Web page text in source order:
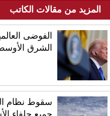
المزيد من مقالات الكاتب
الفوضى
الشرق
سقوط نظام
جميع حلفاء